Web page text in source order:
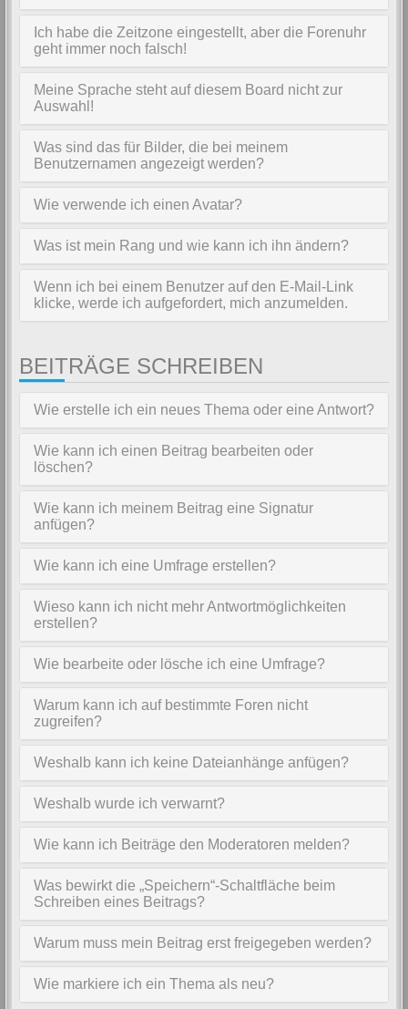
Ich habe die Zeitzone eingestellt, aber die Forenuhr
geht immer noch falsch!
Meine Sprache steht auf diesem Board nicht zur
Auswahl!
Was sind das für Bilder, die bei meinem
Benutzernamen angezeigt werden?
Wie verwende ich einen Avatar?
Was ist mein Rang und wie kann ich ihn ändern?
Wenn ich bei einem Benutzer auf den E-Mail-Link
klicke, werde ich aufgefordert, mich anzumelden.
BEITRÄGE SCHREIBEN
Wie erstelle ich ein neues Thema oder eine Antwort?
Wie kann ich einen Beitrag bearbeiten oder
löschen?
Wie kann ich meinem Beitrag eine Signatur
anfügen?
Wie kann ich eine Umfrage erstellen?
Wieso kann ich nicht mehr Antwortmöglichkeiten
erstellen?
Wie bearbeite oder lösche ich eine Umfrage?
Warum kann ich auf bestimmte Foren nicht
zugreifen?
Weshalb kann ich keine Dateianhänge anfügen?
Weshalb wurde ich verwarnt?
Wie kann ich Beiträge den Moderatoren melden?
Was bewirkt die „Speichern“-Schaltfläche beim
Schreiben eines Beitrags?
Warum muss mein Beitrag erst freigegeben werden?
Wie markiere ich ein Thema als neu?